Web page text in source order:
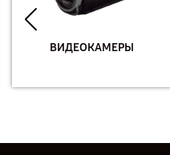
ВИДЕОКАМЕРЫ